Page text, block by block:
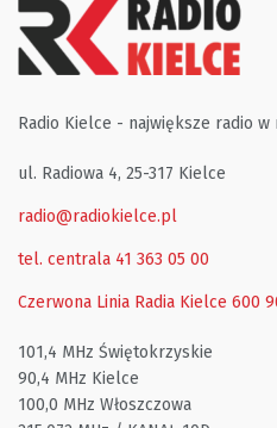
Radio Kielce - największe radio
ul. Radiowa 4, 25-317 Kielce
radio@radiokielce.pl
tel. centrala 41 363 05 00
Czerwona Linia Radia Kielce 600
101,4 MHz Świętokrzyskie
90,4 MHz Kielce
100,0 MHz Włoszczowa